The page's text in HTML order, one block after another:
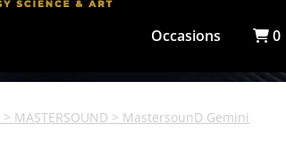
Occasions 0
> MASTERSOUND > MastersounD Gemini